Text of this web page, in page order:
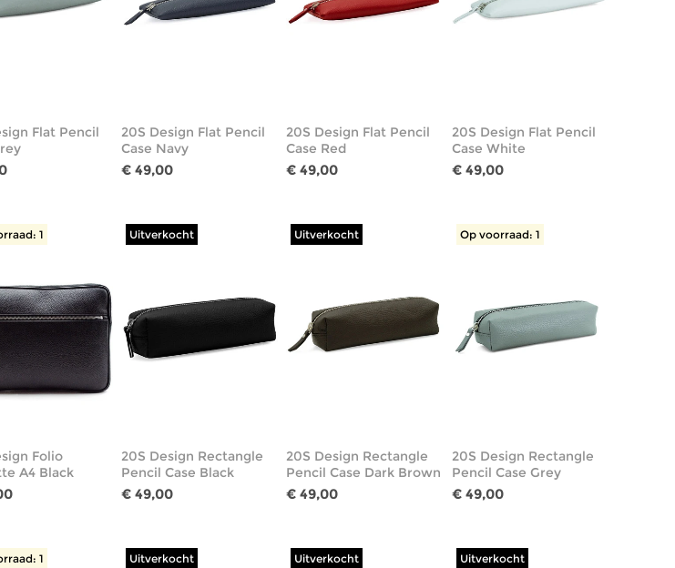
Flat Pencil
20S Design Flat Pencil
Case Navy
€ 49,00
20S Design Flat Pencil
Case Red
€ 49,00
20S Design Flat Pencil
Case White
€ 49,00
1
Folio
A4 Black
Uitverkocht
20S Design Rectangle
Pencil Case Black
€ 49,00
Uitverkocht
20S Design Rectangle
Pencil Case Dark Brown
€ 49,00
Op voorraad: 1
20S Design Rectangle
Pencil Case Grey
€ 49,00
1 Uitverkocht Uitverkocht Uitverkocht